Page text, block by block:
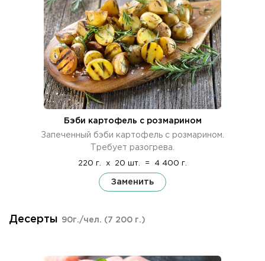
Бэби картофель с розмарином
Запеченный бэби картофель с розмарином.
Требует разогрева.
220 г. x 20 шт. = 4 400 г.
Заменить
Десерты 90г./чел. (7 200 г.)